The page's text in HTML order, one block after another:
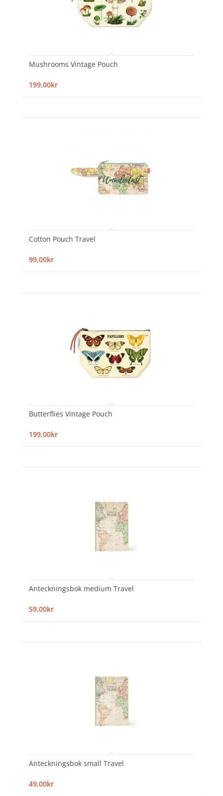
Mushrooms Vintage Pouch
199,00kr
Cotton Pouch Travel
99,00kr
Butterflies Vintage Pouch
199,00kr
Anteckningsbok medium Travel
59,00kr
Anteckningsbok small Travel
49,00kr